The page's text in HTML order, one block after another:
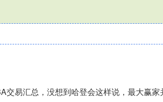
交易汇总，没想到哈登会这样说，最大赢家